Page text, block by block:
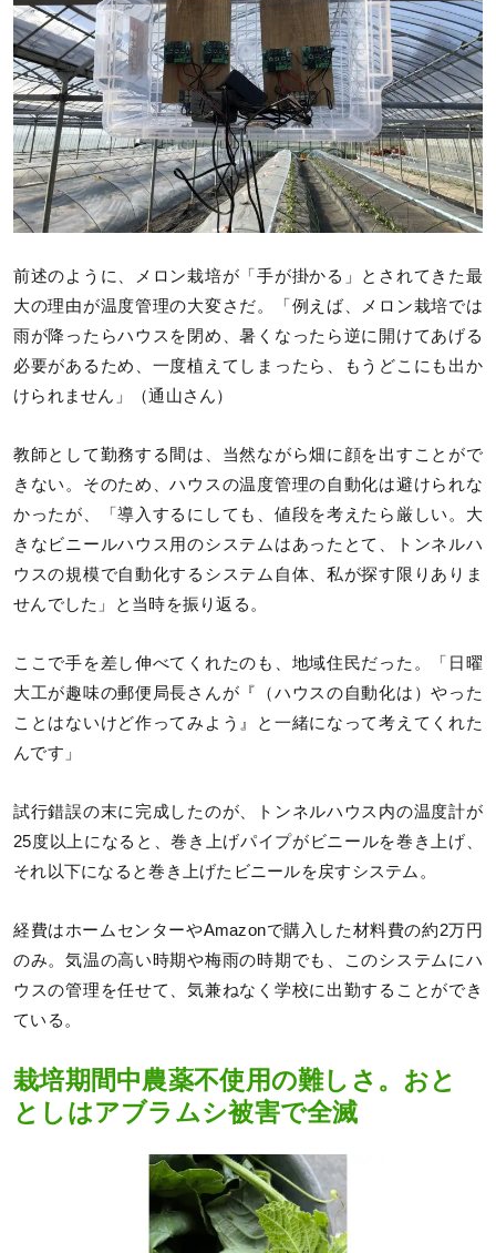
前述のように、メロン栽培が「手が掛かる」とされてきた最
大の理由が温度管理の大変さだ。「例えば、メロン栽培では
雨が降ったらハウスを閉め、暑くなったら逆に開けてあげる
必要があるため、一度植えてしまったら、もうどこにも出か
けられません」（通山さん）
教師として勤務する間は、当然ながら畑に顔を出すことがで
きない。そのため、ハウスの温度管理の自動化は避けられな
かったが、「導入するにしても、値段を考えたら厳しい。大
きなビニールハウス用のシステムはあったとて、トンネルハ
ウスの規模で自動化するシステム自体、私が探す限りありま
せんでした」と当時を振り返る。
ここで手を差し伸べてくれたのも、地域住民だった。「日曜
大工が趣味の郵便局長さんが『（ハウスの自動化は）やった
ことはないけど作ってみよう』と一緒になって考えてくれた
んです」
試行錯誤の末に完成したのが、トンネルハウス内の温度計が
25度以上になると、巻き上げパイプがビニールを巻き上げ、
それ以下になると巻き上げたビニールを戻すシステム。
経費はホームセンターやAmazonで購入した材料費の約2万円
のみ。気温の高い時期や梅雨の時期でも、このシステムにハ
ウスの管理を任せて、気兼ねなく学校に出勤することができ
ている。
栽培期間中農薬不使用の難しさ。おと
としはアブラムシ被害で全滅